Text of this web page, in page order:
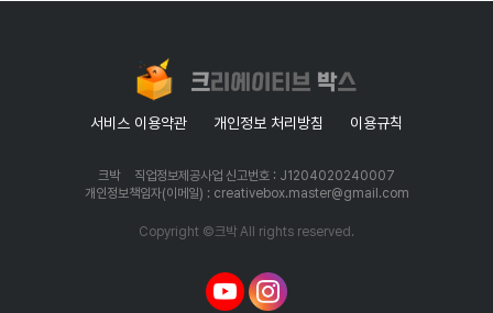
서비스 이용약관 개인정보 처리방침 이용규칙
크박
직업정보제공사업 신고번호 : J1204020240007
개인정보책임자(이메일) : creativebox.master@gmail.com
Copyright ©크박 All rights reserved.